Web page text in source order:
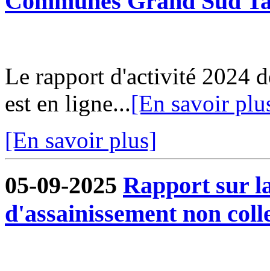
Le rapport d'activité 2024
est en ligne...[En savoir
[En savoir plus]
05-09-2025 Rapport sur
d'assainissement non